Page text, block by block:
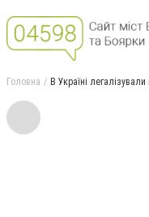
Головна В Україні